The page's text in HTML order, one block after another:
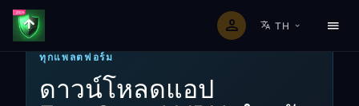
TH
ทุกแพลตฟอร์ม
ดาวน์โหลดแอป